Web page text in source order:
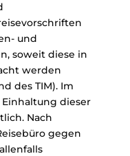
und
soweit diese in
werden
des TIM). Im
dieser
Nach
gegen